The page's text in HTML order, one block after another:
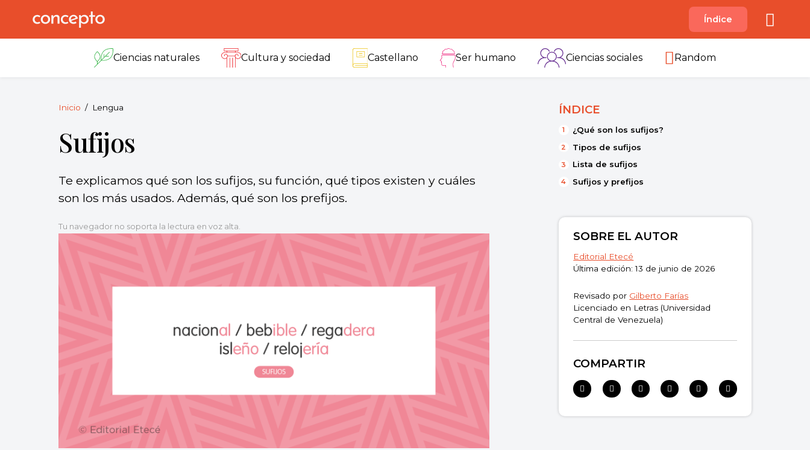
reservados.
B C
Índice
Ciencias naturales Cultura y sociedad Castellano Ser humano Ciencias sociales Random
Inicio Lengua
Sufijos
Te explicamos qué son los sufijos, su función, qué tipos existen y cuáles
son los más usados. Además, qué son los prefijos.
Tu navegador no soporta la lectura en voz alta.
ÍNDICE
¿Qué son los sufijos?
Tipos de sufijos
Lista de sufijos
Sufijos y prefijos
SOBRE EL AUTOR
Editorial Etecé
Última edición: 13 de junio de 2026
Revisado por Gilberto Farías
Licenciado en Letras (Universidad
Central de Venezuela)
COMPARTIR